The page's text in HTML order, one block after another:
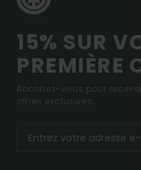
15% SUR
PREMIÈRE
Abonnez-vous pour
offres exclusives.